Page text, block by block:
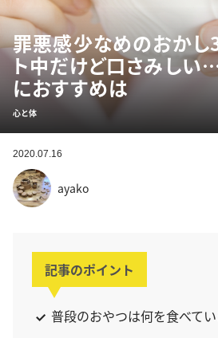
罪悪感少なめのおかし
ト中だけど口さみし
におすすめは
心と体
2020.07.16
ayako
記事のポイント
普段のおやつは何を食べて